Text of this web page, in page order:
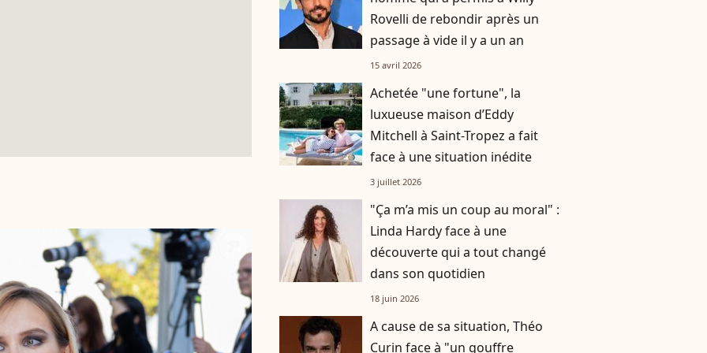
Rovelli de rebondir après un
passage à vide il y a un an
15 avril 2026
Achetée "une fortune", la
luxueuse maison d’Eddy
Mitchell à Saint-Tropez a fait
face à une situation inédite
3 juillet 2026
"Ça m’a mis un coup au moral" :
Linda Hardy face à une
découverte qui a tout changé
dans son quotidien
18 juin 2026
A cause de sa situation, Théo
Curin face à "un gouffre